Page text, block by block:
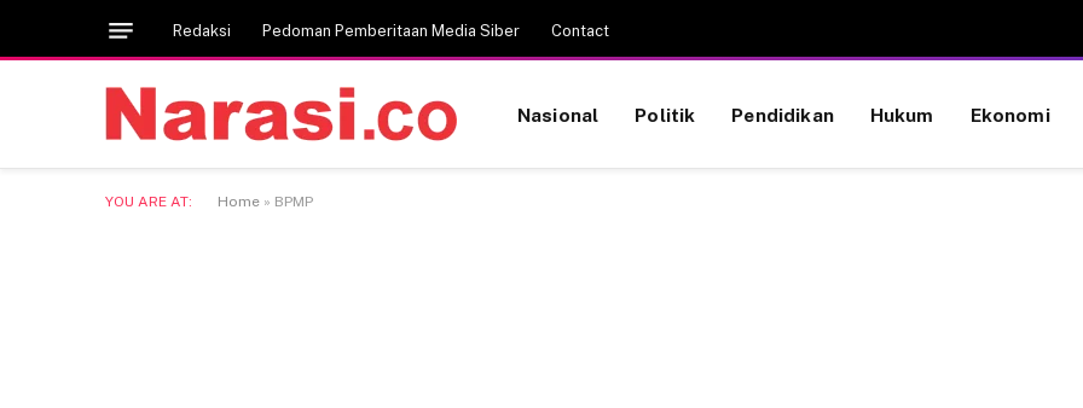
Redaksi Pedoman Pemberitaan Media Siber Contact
Nasional Politik Pendidikan Hukum Ekonomi
YOU ARE AT: Home » BPMP